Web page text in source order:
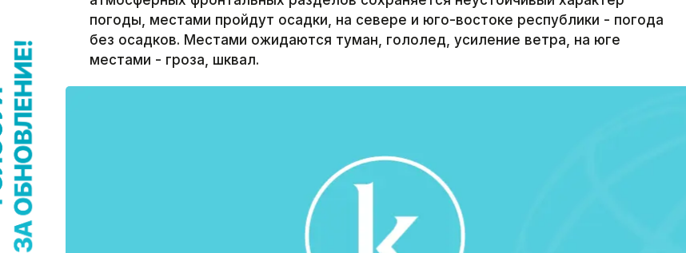
погоды, местами пройдут осадки, на севере и юго-востоке республики - погода
без осадков. Местами ожидаются туман, гололед, усиление ветра, на юге
местами - гроза, шквал.